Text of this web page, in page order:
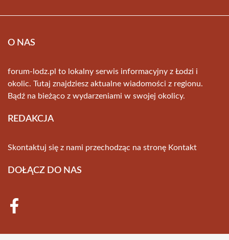
O NAS
forum-lodz.pl to lokalny serwis informacyjny z Łodzi i
okolic. Tutaj znajdziesz aktualne wiadomości z regionu.
Bądź na bieżąco z wydarzeniami w swojej okolicy.
REDAKCJA
Skontaktuj się z nami przechodząc na stronę Kontakt
DOŁĄCZ DO NAS